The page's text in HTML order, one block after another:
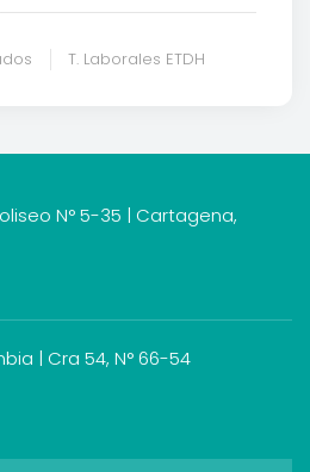
T. Laborales ETDH
N° 5-35 | Cartagena,
| Cra 54, N° 66-54